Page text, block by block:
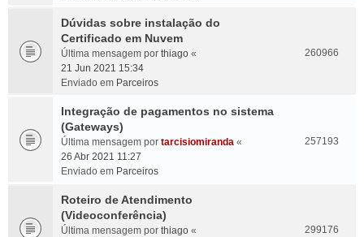
Dúvidas sobre instalação do
Certificado em Nuvem
Última mensagem por thiago «
21 Jun 2021 15:34
Enviado em Parceiros
260966
Integração de pagamentos no sistema
(Gateways)
Última mensagem por tarcisiomiranda «
26 Abr 2021 11:27
Enviado em Parceiros
257193
Roteiro de Atendimento
(Videoconferência)
Última mensagem por thiago «
299176